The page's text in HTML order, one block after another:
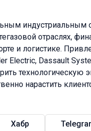
индустриальным
отраслях,
и логистике.
Electric, Dassault
технологическую
нарастить
Хабр